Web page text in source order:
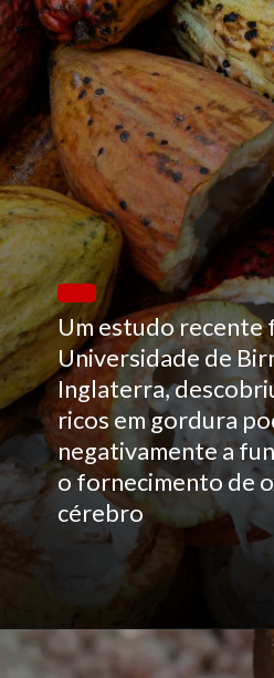
Um estudo recente
Universidade de
Inglaterra,
ricos em gordura
negativamente a
o fornecimento de
cérebro